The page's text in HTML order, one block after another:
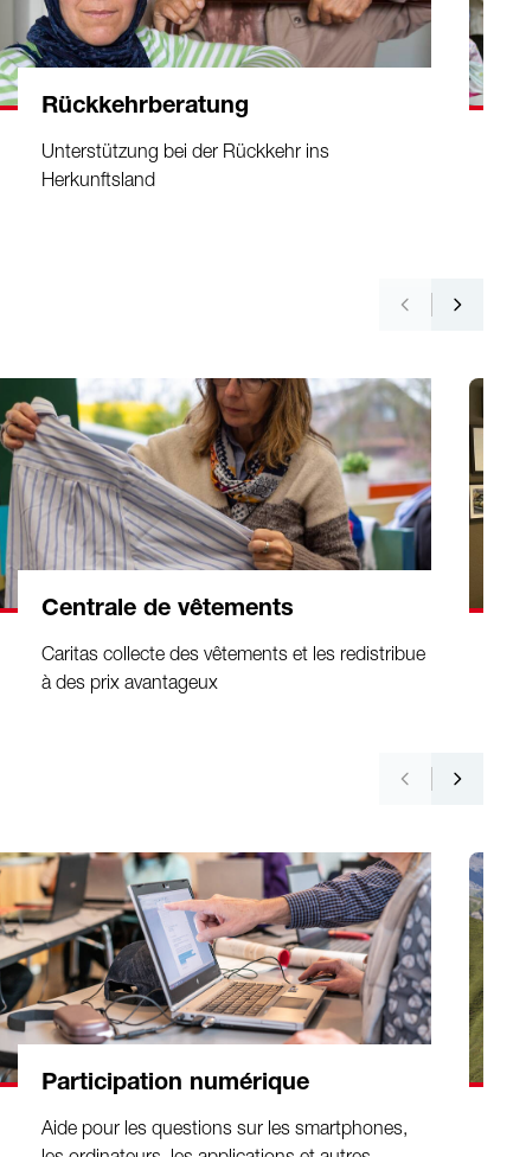
Rückkehrberatung
Unterstützung bei der Rückkehr ins
Herkunftsland
Centrale de vêtements
Caritas collecte des vêtements et les redistribue
à des prix avantageux
Participation numérique
Aide pour les questions sur les smartphones,